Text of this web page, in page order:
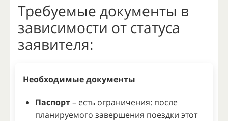
Требуемые документы в
зависимости от статуса
заявителя:
Необходимые документы
Паспорт– есть ограничения: после
планируемого завершения поездки этот